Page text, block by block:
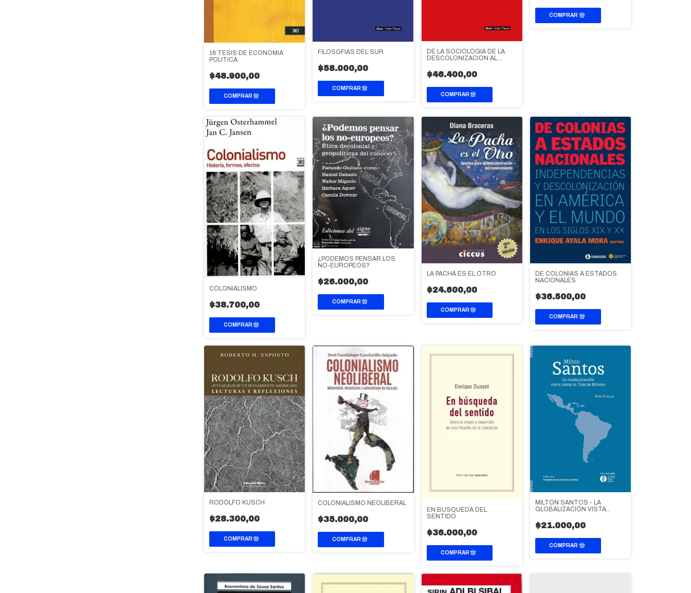
16 TESIS DE ECONOMIA
POLITICA
$48.900,00
FILOSOFÍAS DEL SUR
$58.000,00
DE LA SOCIOLOGIA DE LA
DESCOLONIZACION AL
DECOLONIAL
$46.400,00
COLONIALISMO
$38.700,00
¿PODEMOS PENSAR LOS
NO-EUROPEOS?
$26.000,00
LA PACHA ES EL OTRO
$24.600,00
DE COLONIAS A ESTADOS
NACIONALES
$36.500,00
RODOLFO KUSCH
$28.300,00
COLONIALISMO NEOLIBERAL
$35.000,00
EN BUSQUEDA DEL
SENTIDO
$36.000,00
MILTON SANTOS - LA
GLOBALIZACIÓN VISTA
$21.000,00